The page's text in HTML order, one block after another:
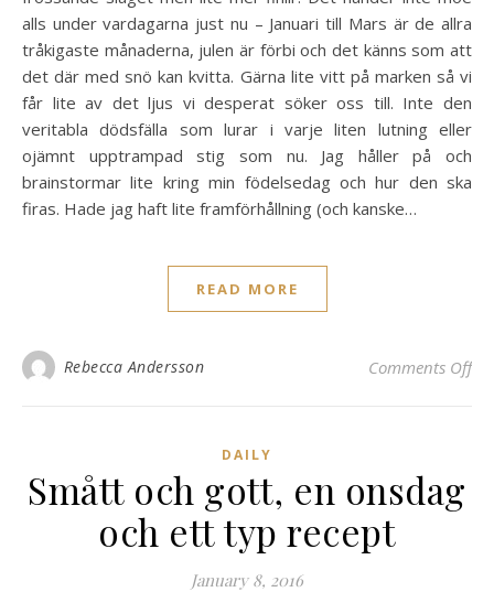
alls under vardagarna just nu – Januari till Mars är de allra
tråkigaste månaderna, julen är förbi och det känns som att
det där med snö kan kvitta. Gärna lite vitt på marken så vi
får lite av det ljus vi desperat söker oss till. Inte den
veritabla dödsfälla som lurar i varje liten lutning eller
ojämnt upptrampad stig som nu. Jag håller på och
brainstormar lite kring min födelsedag och hur den ska
firas. Hade jag haft lite framförhållning (och kanske…
READ MORE
Rebecca Andersson Comments Offon
DAILY
Smått och gott, en onsdag
och ett typ recept
January 8, 2016